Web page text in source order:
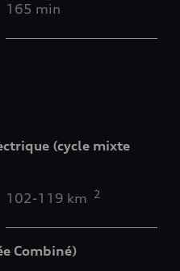
165 min
(cycle mixte
102-119 km 2
Combiné)